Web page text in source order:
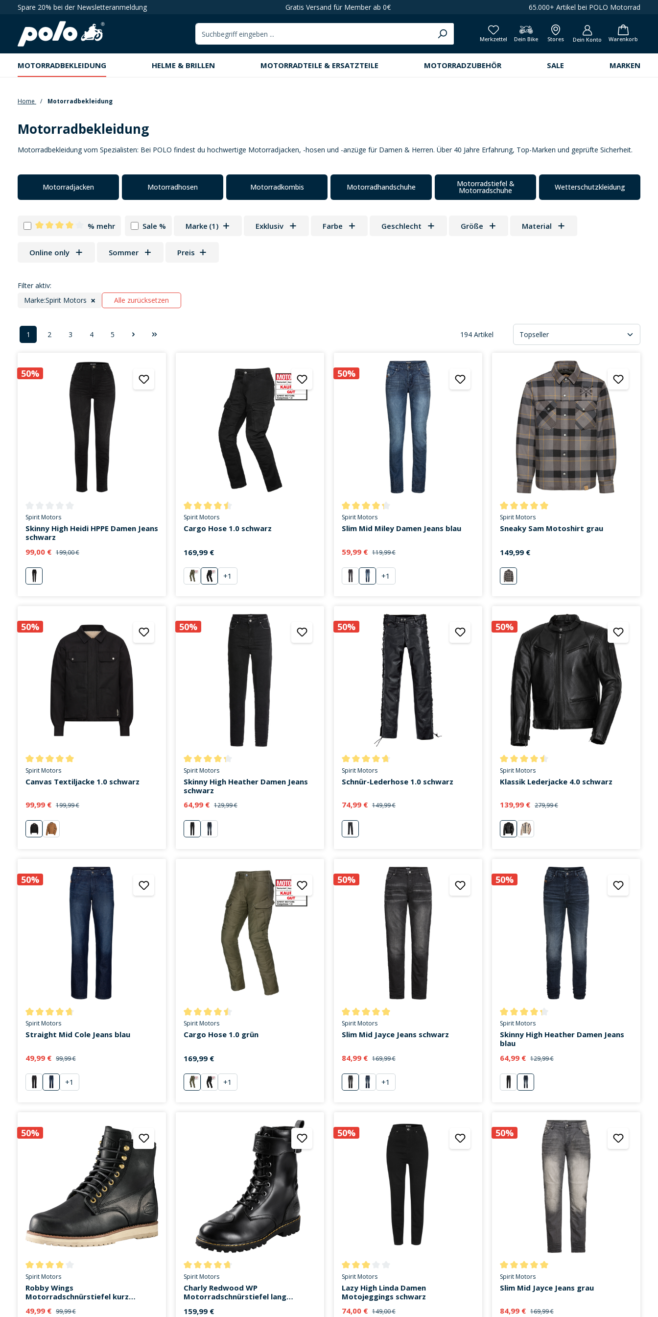
Zur Hauptnavigation springen
Spare 20% bei der Newsletteranmeldung Gratis Versand für Member ab 0€ 65.000+ Artikel bei POLO Motorrad
Merkzettel Dein Bike Stores Dein Konto Warenkorb
MOTORRADBEKLEIDUNG HELME & BRILLEN MOTORRADTEILE & ERSATZTEILE MOTORRADZUBEHÖR SALE MARKEN
Home Motorradbekleidung
Motorradbekleidung
Motorradbekleidung vom Spezialisten: Bei POLO findest du hochwertige Motorradjacken, -hosen und -anzüge für Damen & Herren. Über 40 Jahre Erfahrung, Top-Marken und geprüfte Sicherheit.
Kategoriegalerie überspringen
Motorradjacken
Motorradhosen Motorradkombis Motorradhandschuhe Motorradstiefel &
Motorradschuhe Wetterschutzkleidung
% mehr Sale % Marke (1) Exklusiv Farbe Geschlecht Größe Material
Online only Sommer Preis
Filter aktiv:
Marke:Spirit Motors × Alle zurücksetzen
Seite
1 Seite
2 Seite
3 Seite
4 Seite
5 194 Artikel
50%
Durchschnittliche Bewertung von 0 von 5 Sternen
Spirit Motors
Skinny High Heidi HPPE Damen Jeans
schwarz
99,00 € 199,00 €
schwarz
Durchschnittliche Bewertung von 4.6 von 5 Sternen
Spirit Motors
Cargo Hose 1.0 schwarz
169,99 €
grün sand
+1
50%
Durchschnittliche Bewertung von 4.3 von 5 Sternen
Spirit Motors
Slim Mid Miley Damen Jeans blau
59,99 € 119,99 €
schwarz
blau
+1
Durchschnittliche Bewertung von 5 von 5 Sternen
Spirit Motors
Sneaky Sam Motoshirt grau
149,99 €
grau
50%
Durchschnittliche Bewertung von 5 von 5 Sternen
Spirit Motors
Canvas Textiljacke 1.0 schwarz
99,99 € 199,99 €
schwarz
beige
50%
Durchschnittliche Bewertung von 4.3 von 5 Sternen
Spirit Motors
Skinny High Heather Damen Jeans
schwarz
64,99 € 129,99 €
schwarz
blau
50%
Durchschnittliche Bewertung von 4.7 von 5 Sternen
Spirit Motors
Schnür-Lederhose 1.0 schwarz
74,99 € 149,99 €
schwarz
50%
Durchschnittliche Bewertung von 4.3 von 5
Spirit Motors
Klassik Lederjacke 4.0 schwarz
139,99 € 279,99 €
schwarzReplica
50%
Durchschnittliche Bewertung von 4.8 von 5 Sternen
Spirit Motors
Straight Mid Cole Jeans blau
49,99 € 99,99 €
schwarz
blau
+1
Durchschnittliche Bewertung von 4.6 von 5 Sternen
Spirit Motors
Cargo Hose 1.0 grün
169,99 €
grün sand
+1
50%
Durchschnittliche Bewertung von 5 von 5 Sternen
Spirit Motors
Slim Mid Jayce Jeans schwarz
84,99 € 169,99 €
schwarz
blau
+1
50%
Durchschnittliche Bewertung von 4.3 von 5
Spirit Motors
Skinny High Heather Damen Jeans
blau
64,99 € 129,99 €
schwarz
blau
50%
Durchschnittliche Bewertung von 4 von 5 Sternen
Spirit Motors
Robby Wings
Motorradschnürstiefel kurz
49,99 € 99,99 €
Durchschnittliche Bewertung von 4.8 von 5 Sternen
Spirit Motors
Charly Redwood WP
Motorradschnürstiefel lang
159,99 €
50%
Durchschnittliche Bewertung von 3 von 5 Sternen
Spirit Motors
Lazy High Linda Damen
Motojeggings schwarz
74,00 € 149,00 €
50%
Durchschnittliche Bewertung von 5 von 5 Sternen
Spirit Motors
Slim Mid Jayce Jeans grau
84,99 € 169,99 €